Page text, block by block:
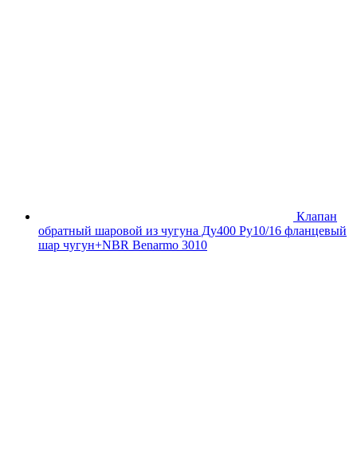
Клапан
обратный шаровой из чугуна Ду400 Ру10/16 фланцевый
шар чугун+NBR Benarmo 3010